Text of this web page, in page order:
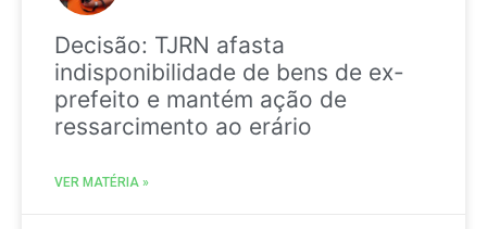
Decisão: TJRN afasta
indisponibilidade de bens de ex-
prefeito e mantém ação de
ressarcimento ao erário
VER MATÉRIA »